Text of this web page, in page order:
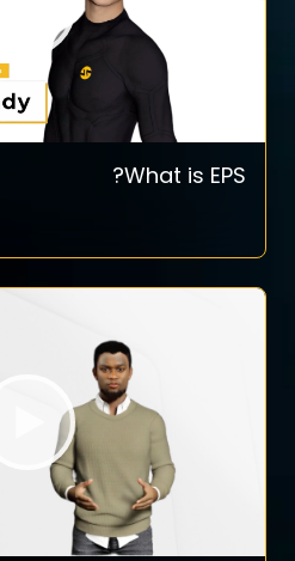
What is EPS?